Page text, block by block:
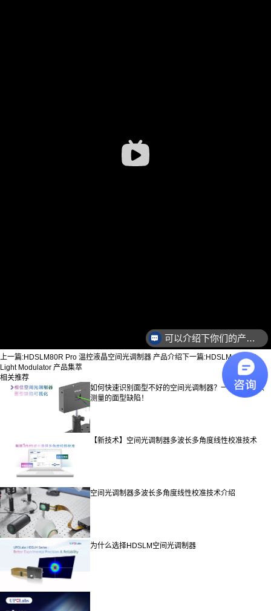
上一篇:HDSLM80R Pro 温控液晶空间光调制器 产品介绍下一篇:HDSLM Spatial
Light Modulator 产品集萃
相关推荐
如何快速识别面型不好的空间光调制器？一招搞定难以
测量的面型缺陷！
【新技术】空间光调制器多波长多角度线性校准技术
空间光调制器多波长多角度线性校准技术介绍
为什么选择HDSLM空间光调制器
可以介绍下你们的产品么？